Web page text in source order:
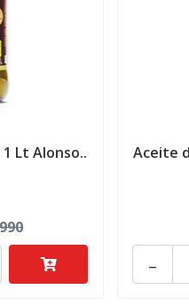
Lt Alonso.. Aceite
-